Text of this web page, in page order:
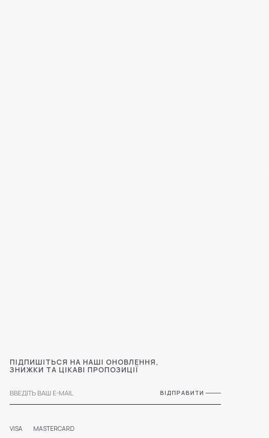
ВІДПРАВИТИ
ПІДПИШІТЬСЯ НА НАШІ ОНОВЛЕННЯ,
ЗНИЖКИ ТА ЦІКАВІ ПРОПОЗИЦІЇ
VISA MASTERCARD